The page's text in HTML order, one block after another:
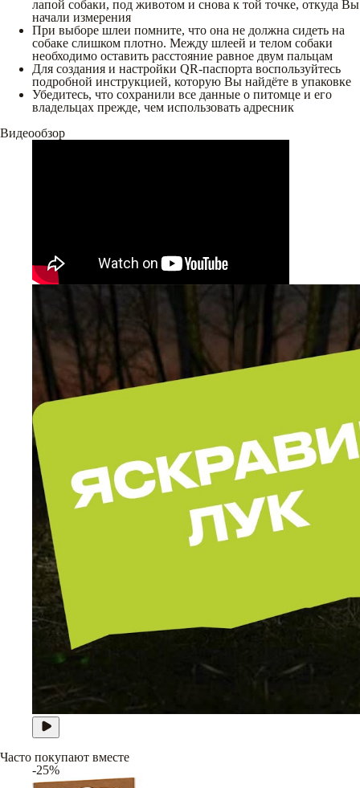
лапой собаки, под животом и снова к той точке, откуда Вы
начали измерения
При выборе шлеи помните, что она не должна сидеть на
собаке слишком плотно. Между шлеей и телом собаки
необходимо оставить расстояние равное двум пальцам
Для создания и настройки QR-паспорта воспользуйтесь
подробной инструкцией, которую Вы найдёте в упаковке
Убедитесь, что сохранили все данные о питомце и его
владельцах прежде, чем использовать адресник
Видеообзор
Часто покупают вместе
-25%